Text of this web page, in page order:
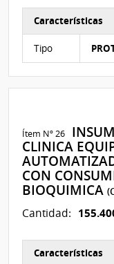
Características
Tipo
Ítem Nº 26
CLINICA
CON
BIOQUIMICA
Cantidad:
Características